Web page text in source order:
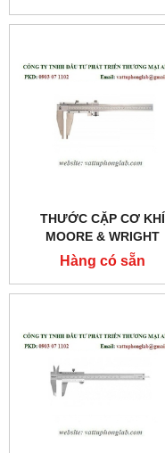
THƯỚC CẶP CƠ KHÍ
MOORE & WRIGHT
MODEL:MW150-82
Hàng có sẵn